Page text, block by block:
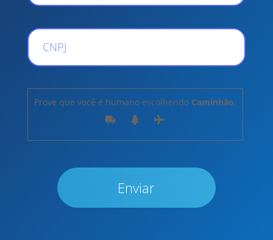
Prove que você é humano escolhendoCaminhão.